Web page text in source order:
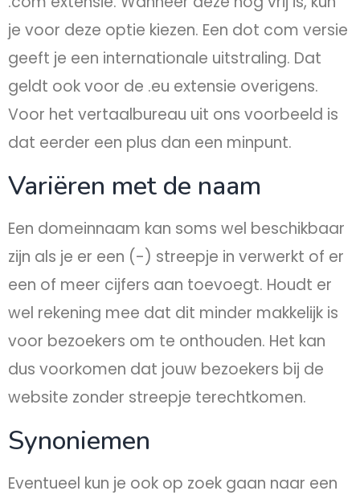
je voor deze optie kiezen. Een dot com versie
geeft je een internationale uitstraling. Dat
geldt ook voor de .eu extensie overigens.
Voor het vertaalbureau uit ons voorbeeld is
dat eerder een plus dan een minpunt.​
Variëren met de naam​
Een domeinnaam kan soms wel beschikbaar
zijn als je er een (-) streepje in verwerkt of er
een of meer cijfers aan toevoegt. Houdt er
wel rekening mee dat dit minder makkelijk is
voor bezoekers om te onthouden. Het kan
dus voorkomen dat jouw bezoekers bij de
website zonder streepje terechtkomen.​
Synoniemen
Eventueel kun je ook op zoek gaan naar een